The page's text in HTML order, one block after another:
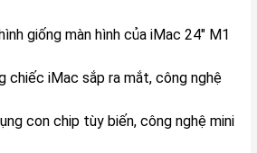
giống màn hình của iMac 24" M1
chiếc iMac sắp ra mắt, công nghệ
con chip tùy biến, công nghệ mini